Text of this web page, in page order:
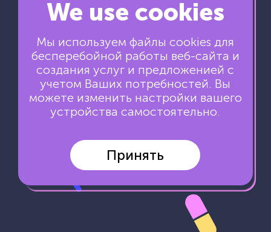
СОВРЕМЕННЫЕ
СТАНДАРТЫ В СРА
Прямой рекламодатель по нутре
ЗАРЕГИСТРИРОВАТЬСЯ
We use cookies
Мы используем файлы cookies для
бесперебойной работы веб-сайта и
создания услуг и предложенией с
учетом Ваших потребностей. Вы
можете изменить настройки вашего
устройства самостоятельно.
Принять